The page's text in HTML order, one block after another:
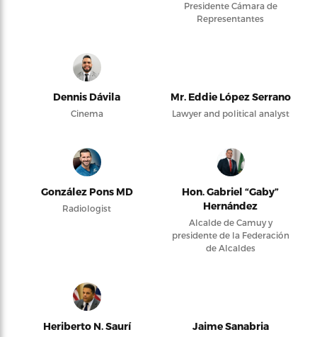
Presidente Cámara de
Representantes
Dennis Dávila
Cinema
Mr. Eddie López Serrano
Lawyer and political analyst
González Pons MD
Radiologist
Hon. Gabriel “Gaby”
Hernández
Alcalde de Camuy y
presidente de la Federación
de Alcaldes
Heriberto N. Saurí Jaime Sanabria